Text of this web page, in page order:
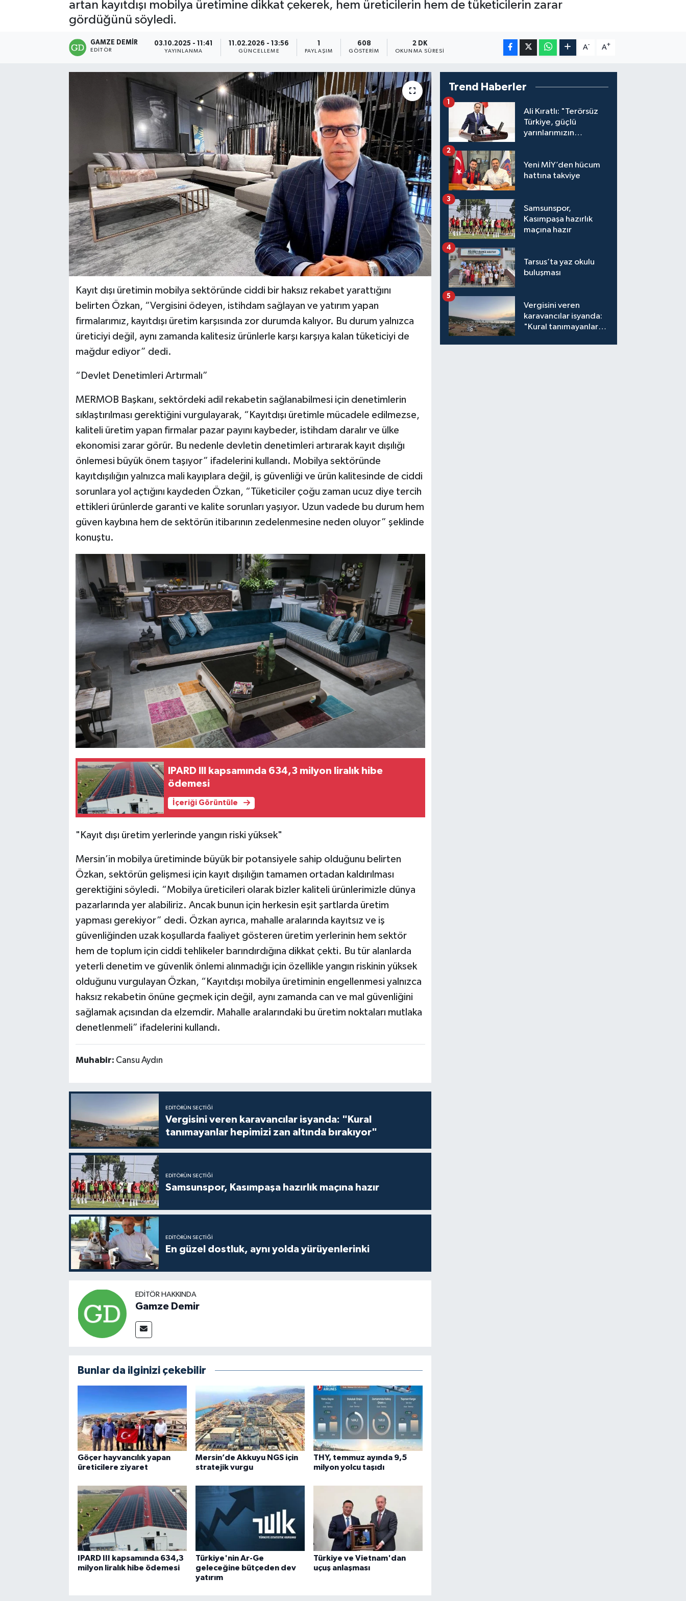
artan kayıtdışı mobilya üretimine dikkat çekerek, hem üreticilerin hem de tüketicilerin zarar
gördüğünü söyledi.
GAMZE DEMIR
EDITÖR
03.10.2025 - 11:41
YAYINLANMA
11.02.2026 - 13:56
GÜNCELLEME PAYLAŞIM
608
GÖSTERIM
2 DK
OKUNMA SÜRESI
A- A+
Kayıt dışı üretimin mobilya sektöründe ciddi bir haksız rekabet yarattığını
belirten Özkan, “Vergisini ödeyen, istihdam sağlayan ve yatırım yapan
firmalarımız, kayıtdışı üretim karşısında zor durumda kalıyor. Bu durum yalnızca
üreticiyi değil, aynı zamanda kalitesiz ürünlerle karşı karşıya kalan tüketiciyi de
mağdur ediyor” dedi.
“Devlet Denetimleri Artırmalı”
MERMOB Başkanı, sektördeki adil rekabetin sağlanabilmesi için denetimlerin
sıklaştırılması gerektiğini vurgulayarak, “Kayıtdışı üretimle mücadele edilmezse,
kaliteli üretim yapan firmalar pazar payını kaybeder, istihdam daralır ve ülke
ekonomisi zarar görür. Bu nedenle devletin denetimleri artırarak kayıt dışılığı
önlemesi büyük önem taşıyor” ifadelerini kullandı. Mobilya sektöründe
kayıtdışılığın yalnızca mali kayıplara değil, iş güvenliği ve ürün kalitesinde de ciddi
sorunlara yol açtığını kaydeden Özkan, “Tüketiciler çoğu zaman ucuz diye tercih
ettikleri ürünlerde garanti ve kalite sorunları yaşıyor. Uzun vadede bu durum hem
güven kaybına hem de sektörün itibarının zedelenmesine neden oluyor” şeklinde
konuştu.
IPARD III kapsamında 634,3 milyon liralık hibe
ödemesi
İçeriği Görüntüle
"Kayıt dışı üretim yerlerinde yangın riski yüksek"
Mersin’in mobilya üretiminde büyük bir potansiyele sahip olduğunu belirten
Özkan, sektörün gelişmesi için kayıt dışılığın tamamen ortadan kaldırılması
gerektiğini söyledi. “Mobilya üreticileri olarak bizler kaliteli ürünlerimizle dünya
pazarlarında yer alabiliriz. Ancak bunun için herkesin eşit şartlarda üretim
yapması gerekiyor” dedi. Özkan ayrıca, mahalle aralarında kayıtsız ve iş
güvenliğinden uzak koşullarda faaliyet gösteren üretim yerlerinin hem sektör
hem de toplum için ciddi tehlikeler barındırdığına dikkat çekti. Bu tür alanlarda
yeterli denetim ve güvenlik önlemi alınmadığı için özellikle yangın riskinin yüksek
olduğunu vurgulayan Özkan, “Kayıtdışı mobilya üretiminin engellenmesi yalnızca
haksız rekabetin önüne geçmek için değil, aynı zamanda can ve mal güvenliğini
sağlamak açısından da elzemdir. Mahalle aralarındaki bu üretim noktaları mutlaka
denetlenmeli” ifadelerini kullandı.
Muhabir: Cansu Aydın
EDITÖRÜN SEÇTIĞI
Vergisini veren karavancılar isyanda: "Kural
tanımayanlar hepimizi zan altında bırakıyor"
EDITÖRÜN SEÇTIĞI
Samsunspor, Kasımpaşa hazırlık maçına hazır
EDITÖRÜN SEÇTIĞI
En güzel dostluk, aynı yolda yürüyenlerinki
EDITÖR HAKKINDA
Gamze Demir
Bunlar da ilginizi çekebilir
Göçer hayvancılık yapan
üreticilere ziyaret
Mersin’de Akkuyu NGS için
stratejik vurgu
THY, temmuz ayında 9,5
milyon yolcu taşıdı
IPARD III kapsamında 634,3
milyon liralık hibe ödemesi
Türkiye'nin Ar-Ge
geleceğine bütçeden dev
yatırım
Türkiye ve Vietnam'dan
uçuş anlaşması
Trend Haberler
Ali Kıratlı: "Terörsüz
Türkiye, güçlü
yarınlarımızın
1
Yeni MİY’den hücum
hattına takviye
2
Samsunspor,
Kasımpaşa hazırlık
maçına hazır
3
Tarsus’ta yaz okulu
buluşması
4
Vergisini veren
karavancılar isyanda:
"Kural tanımayanlar
5